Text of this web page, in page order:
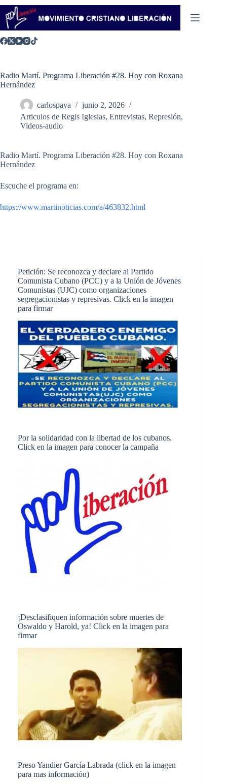
Saltar
contenido
Radio Martí. Programa Liberación #28. Hoy con Roxana
Hernández
carlospaya
junio 2, 2026
Articulos de Regis Iglesias, Entrevistas, Represión,
Videos-audio
Radio Martí. Programa Liberación #28. Hoy con Roxana
Hernández
Escuche el programa en:
https://www.martinoticias.com/a/463832.html
Petición: Se reconozca y declare al Partido
Comunista Cubano (PCC) y a la Unión de Jóvenes
Comunistas (UJC) como organizaciones
segregacionistas y represivas. Click en la imagen
para firmar
Por la solidaridad con la libertad de los cubanos.
Click en la imagen para conocer la campaña
¡Desclasifiquen información sobre muertes de
Oswaldo y Harold, ya! Click en la imagen para
firmar
Preso Yandier García Labrada (click en la imagen
para mas información)